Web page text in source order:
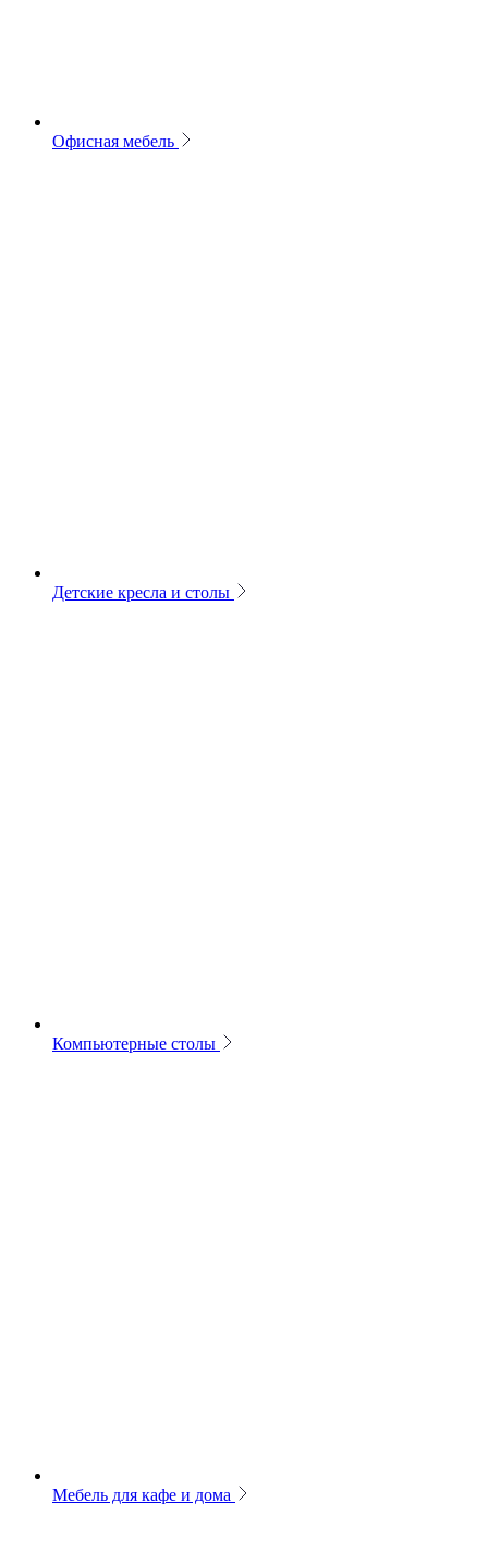
Офисная мебель
Детские кресла и столы
Компьютерные столы
Мебель для кафе и дома